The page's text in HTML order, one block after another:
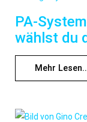
PA-
wählst du
Mehr